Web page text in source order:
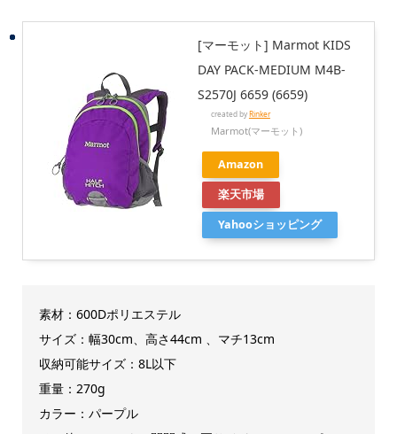
[マーモット] Marmot KIDS
DAY PACK-MEDIUM M4B-
S2570J 6659 (6659)
created byRinker
Marmot(マーモット)
Amazon
楽天市場
Yahooショッピング
素材：600Dポリエステル
サイズ：幅30cm、高さ44cm 、マチ13cm
収納可能サイズ：8L以下
重量：270g
カラー：パープル